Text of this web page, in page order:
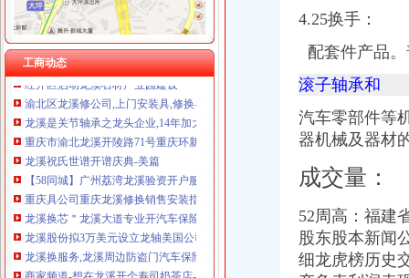
工商动态
关于中国平安人寿保险股份有限公司惠州中心支公司龙溪营业部开业的
龙溪：“万得凯”开足马力续创开门红--玉环新闻网
龙溪公司,龙溪防盗门换芯-久久信息网
经开区启动龙溪石材产业园建设
渝北区龙溪修公司,上门安装具,修换-久久信息网
龙溪是关节轴承之龙头企业,14年加大研发,赴美国设立公司,取经高
重庆市渝北龙溪开陵路71号重庆环新国际会议展览中心（）-
龙溪祝氏世谱开谱庆典-美篇
【58同城】广州荔湾龙溪验资开户服务_验资开户公司_验资开户办理
重庆具公司重庆龙溪修换销售安装指纹密码-直辖市重庆
龙溪换芯＂龙溪大道专业开汽车保险柜-广州58同城
龙溪股份拟3万美元设立龙轴美国公司_东方财富网
龙溪换服务,龙溪周边防盗门汽车保险柜文件柜-龙溪
商家频道-想在龙溪开个寿司奶茶店-龙溪社区网-PoweredbyDiscuz!
4.25换手：
配套件产品
滚子轴承和
汽车零部件等
器机械及器材
成交量：
52周高： 福建
股东股本新闻
细龙虎榜历史